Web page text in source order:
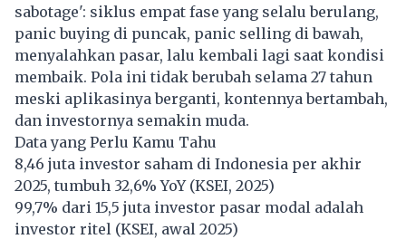
sabotage': siklus empat fase yang selalu berulang,
panic buying di puncak, panic selling di bawah,
menyalahkan pasar, lalu kembali lagi saat kondisi
membaik. Pola ini tidak berubah selama 27 tahun
meski aplikasinya berganti, kontennya bertambah,
dan investornya semakin muda.
Data yang Perlu Kamu Tahu
8,46 juta investor saham di Indonesia per akhir
2025, tumbuh 32,6% YoY (KSEI, 2025)
99,7% dari 15,5 juta investor pasar modal adalah
investor ritel (KSEI, awal 2025)